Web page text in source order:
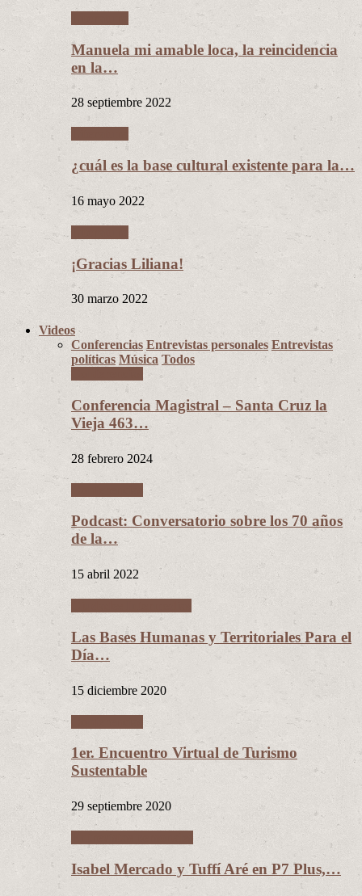
Manuela mi amable loca, la reincidencia
en la…
28 septiembre 2022
¿cuál es la base cultural existente para la…
16 mayo 2022
¡Gracias Liliana!
30 marzo 2022
Videos
Conferencias Entrevistas personales Entrevistas
políticas Música Todos
Conferencia Magistral – Santa Cruz la
Vieja 463…
28 febrero 2024
Podcast: Conversatorio sobre los 70 años
de la…
15 abril 2022
Las Bases Humanas y Territoriales Para el
Día…
15 diciembre 2020
1er. Encuentro Virtual de Turismo
Sustentable
29 septiembre 2020
Isabel Mercado y Tuffí Aré en P7 Plus,…